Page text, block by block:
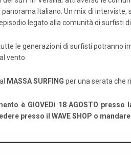
Italiano. Un mix di
legato alla comunità di surfisti
le generazioni di surfisti potranno
vento.
MASSA SURFING per una serata che
è GIOVEDì 18 AGOSTO
presso il WAVE SHOP o